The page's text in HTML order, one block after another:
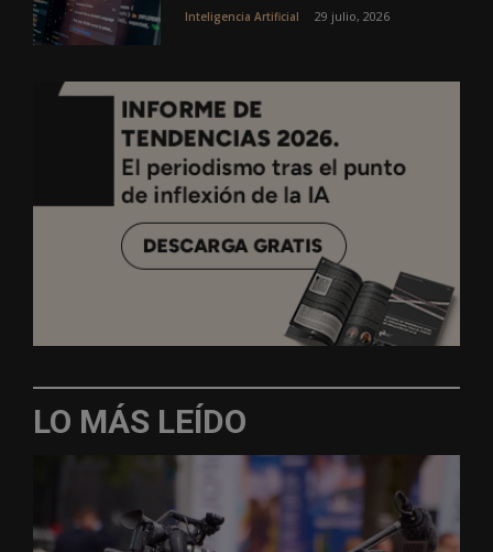
Inteligencia Artificial 29 julio, 2026
LO MÁS LEÍDO